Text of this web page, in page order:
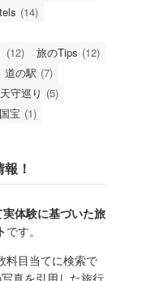
(14)
(12) 旅のTips (12)
道の駅 (7)
守巡り (5)
国宝 (1)
！
実体験に基づいた旅
です。
料目当てに検索で
真を引用した旅行